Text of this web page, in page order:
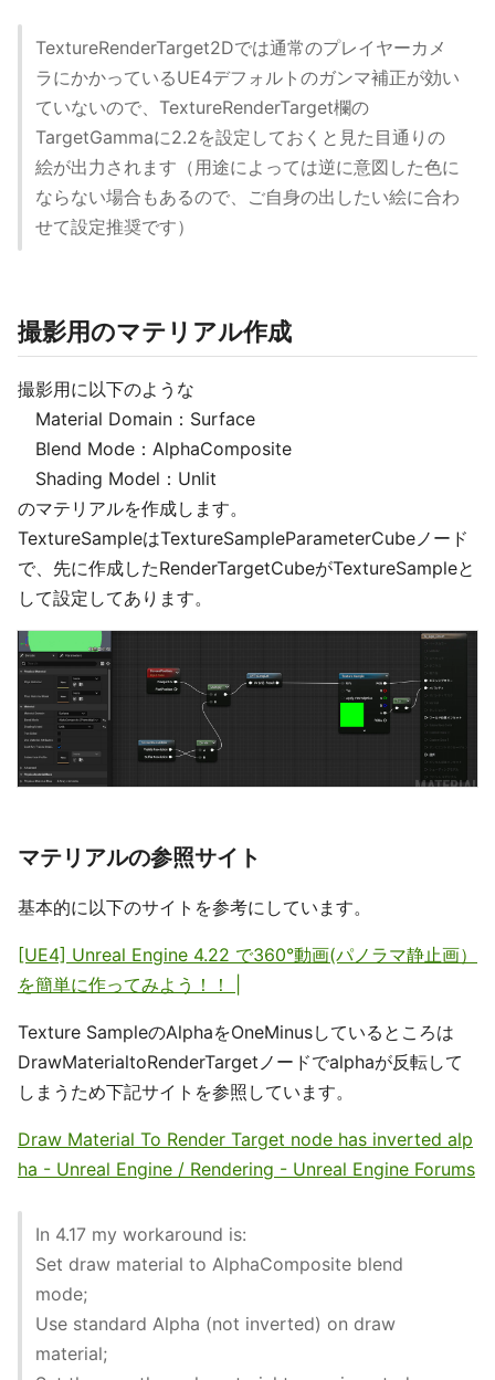
TextureRenderTarget2Dでは通常のプレイヤーカメ
ラにかかっているUE4デフォルトのガンマ補正が効い
ていないので、TextureRenderTarget欄の
TargetGammaに2.2を設定しておくと見た目通りの
絵が出力されます（用途によっては逆に意図した色に
ならない場合もあるので、ご自身の出したい絵に合わ
せて設定推奨です）
撮影用のマテリアル作成
撮影用に以下のような
Material Domain：Surface
Blend Mode：AlphaComposite
Shading Model：Unlit
のマテリアルを作成します。
TextureSampleはTextureSampleParameterCubeノード
で、先に作成したRenderTargetCubeがTextureSampleと
して設定してあります。
マテリアルの参照サイト
基本的に以下のサイトを参考にしています。
[UE4] Unreal Engine 4.22 で360°動画(パノラマ静止画）
を簡単に作ってみよう！！ |
Texture SampleのAlphaをOneMinusしているところは
DrawMaterialtoRenderTargetノードでalphaが反転して
しまうため下記サイトを参照しています。
Draw Material To Render Target node has inverted alp
ha - Unreal Engine / Rendering - Unreal Engine Forums
In 4.17 my workaround is:
Set draw material to AlphaComposite blend
mode;
Use standard Alpha (not inverted) on draw
material;